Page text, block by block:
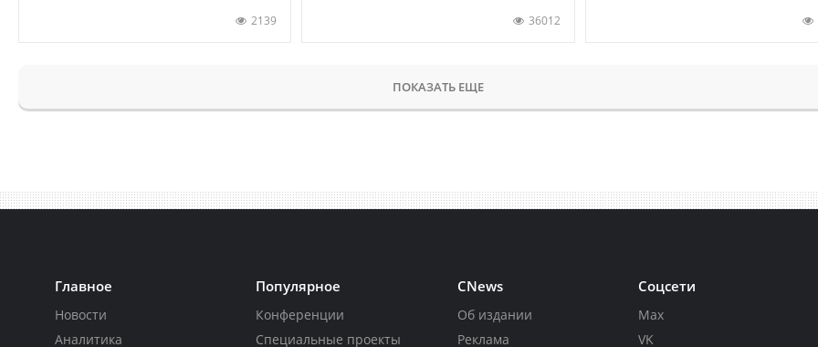
2139 36012
ПОКАЗАТЬ ЕЩЕ
Главное
Новости
Аналитика
Популярное
Конференции
Специальные проекты
CNews
Об издании
Реклама
Соцсети
Max
VK